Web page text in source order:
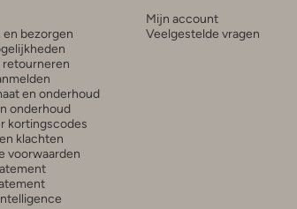
en bezorgen
retourneren
en onderhoud
onderhoud
kortingscodes
klachten
voorwaarden
Mijn account
Veelgestelde vragen